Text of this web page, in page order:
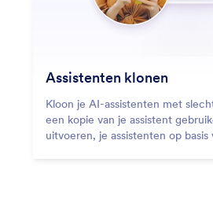
Assistenten klonen
Kloon je AI-assistenten met
een kopie van je assistent
uitvoeren, je assistenten op